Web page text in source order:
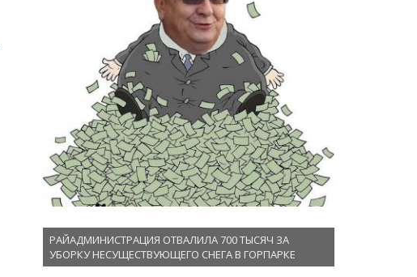
РАЙАДМИНИСТРАЦИЯ ОТВАЛИЛА 700 ТЫСЯЧ ЗА
УБОРКУ НЕСУЩЕСТВУЮЩЕГО СНЕГА В ГОРПАРКЕ